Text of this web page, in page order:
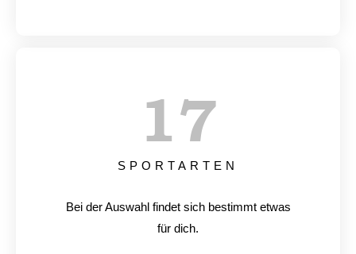
SPORTARTEN
17
Bei der Auswahl findet sich bestimmt etwas
für dich.